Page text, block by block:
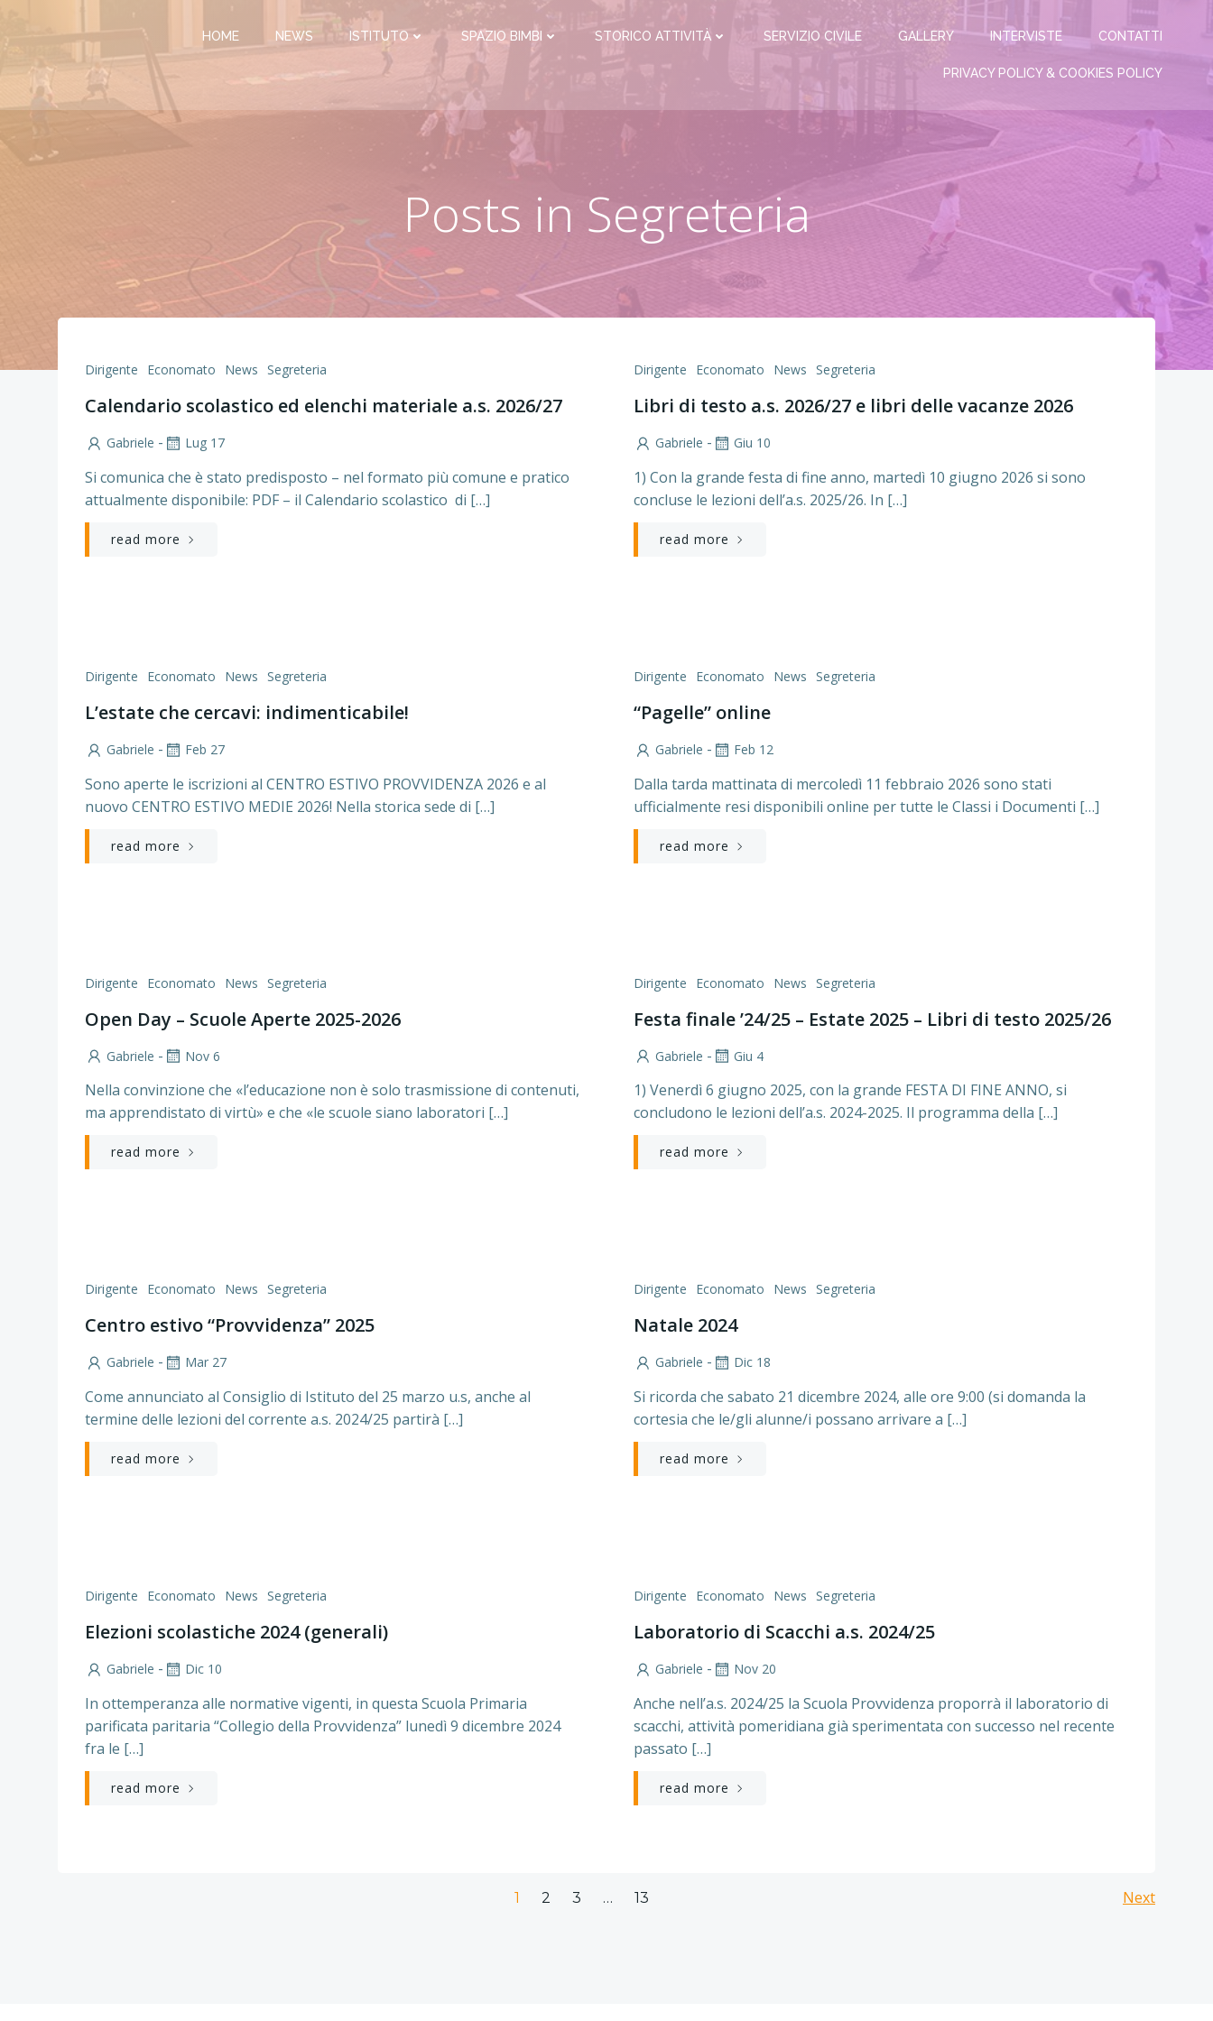
HOME NEWS ISTITUTO SPAZIO BIMBI STORICO ATTIVITÀ SERVIZIO CIVILE GALLERY INTERVISTE CONTATTI
PRIVACY POLICY & COOKIES POLICY
Posts in Segreteria
Dirigente Economato News Segreteria
Calendario scolastico ed elenchi materiale a.s. 2026/27
Gabriele - Lug 17
Si comunica che è stato predisposto – nel formato più comune e pratico
attualmente disponibile: PDF – il Calendario scolastico di […]
read more
Dirigente Economato News Segreteria
Libri di testo a.s. 2026/27 e libri delle vacanze 2026
Gabriele - Giu 10
1) Con la grande festa di fine anno, martedì 10 giugno 2026 si sono
concluse le lezioni dell’a.s. 2025/26. In […]
read more
Dirigente Economato News Segreteria
L’estate che cercavi: indimenticabile!
Gabriele - Feb 27
Sono aperte le iscrizioni al CENTRO ESTIVO PROVVIDENZA 2026 e al
nuovo CENTRO ESTIVO MEDIE 2026! Nella storica sede di […]
read more
Dirigente Economato News Segreteria
“Pagelle” online
Gabriele - Feb 12
Dalla tarda mattinata di mercoledì 11 febbraio 2026 sono stati
ufficialmente resi disponibili online per tutte le Classi i Documenti […]
read more
Dirigente Economato News Segreteria
Open Day – Scuole Aperte 2025-2026
Gabriele - Nov 6
Nella convinzione che «l’educazione non è solo trasmissione di contenuti,
ma apprendistato di virtù» e che «le scuole siano laboratori […]
read more
Dirigente Economato News Segreteria
Festa finale ’24/25 – Estate 2025 – Libri di testo 2025/26
Gabriele - Giu 4
1) Venerdì 6 giugno 2025, con la grande FESTA DI FINE ANNO, si
concludono le lezioni dell’a.s. 2024-2025. Il programma della […]
read more
Dirigente Economato News Segreteria
Centro estivo “Provvidenza” 2025
Gabriele - Mar 27
Come annunciato al Consiglio di Istituto del 25 marzo u.s, anche al
termine delle lezioni del corrente a.s. 2024/25 partirà […]
read more
Dirigente Economato News Segreteria
Natale 2024
Gabriele - Dic 18
Si ricorda che sabato 21 dicembre 2024, alle ore 9:00 (si domanda la
cortesia che le/gli alunne/i possano arrivare a […]
read more
Dirigente Economato News Segreteria
Elezioni scolastiche 2024 (generali)
Gabriele - Dic 10
In ottemperanza alle normative vigenti, in questa Scuola Primaria
parificata paritaria “Collegio della Provvidenza” lunedì 9 dicembre 2024
fra le […]
read more
Dirigente Economato News Segreteria
Laboratorio di Scacchi a.s. 2024/25
Gabriele - Nov 20
Anche nell’a.s. 2024/25 la Scuola Provvidenza proporrà il laboratorio di
scacchi, attività pomeridiana già sperimentata con successo nel recente
passato […]
read more
Page
1 Page
2 Page
3 … Page
13
Posts
Next